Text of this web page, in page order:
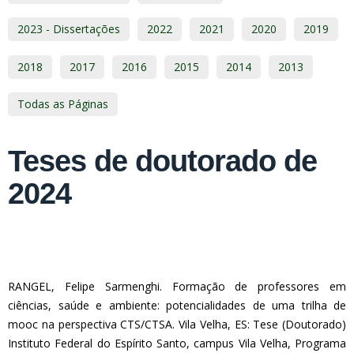
2023 - Dissertações 2022 2021 2020 2019
2018 2017 2016 2015 2014 2013
Todas as Páginas
Teses de doutorado de
2024
RANGEL, Felipe Sarmenghi. Formação de professores em
ciências, saúde e ambiente: potencialidades de uma trilha de
mooc na perspectiva CTS/CTSA. Vila Velha, ES: Tese (Doutorado)
Instituto Federal do Espírito Santo, campus Vila Velha, Programa